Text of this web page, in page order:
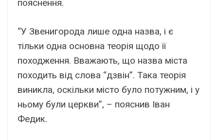
пояснення.
“У Звенигорода лише одна назва, і є
тільки одна основна теорія щодо її
походження. Вважають, що назва міста
походить від слова “дзвін”. Така теорія
виникла, оскільки місто було потужним, і у
ньому були церкви”, – пояснив Іван
Федик.